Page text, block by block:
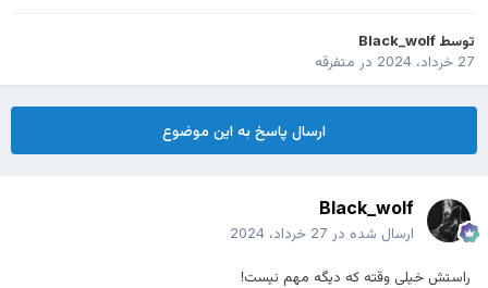
توسط Black_wolf
27 خرداد، 2024
در متفرقه
ارسال پاسخ به این موضوع
Black_wolf
ارسال شده در 27 خرداد، 2024
راستش خیلی وقته که دیگه مهم نیست!